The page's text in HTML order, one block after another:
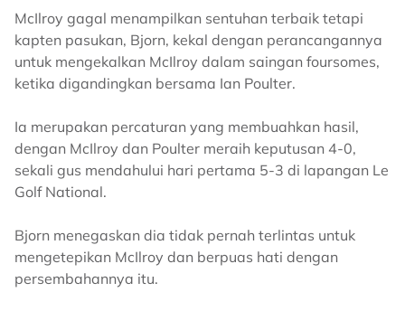
McIlroy gagal menampilkan sentuhan terbaik tetapi
kapten pasukan, Bjorn, kekal dengan perancangannya
untuk mengekalkan McIlroy dalam saingan foursomes,
ketika digandingkan bersama Ian Poulter.
Ia merupakan percaturan yang membuahkan hasil,
dengan McIlroy dan Poulter meraih keputusan 4-0,
sekali gus mendahului hari pertama 5-3 di lapangan Le
Golf National.
Bjorn menegaskan dia tidak pernah terlintas untuk
mengetepikan McIlroy dan berpuas hati dengan
persembahannya itu.